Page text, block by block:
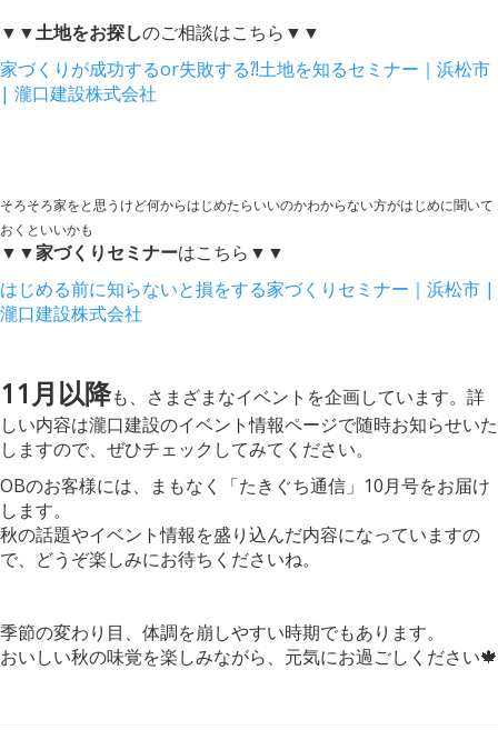
▼▼土地をお探しのご相談はこちら▼▼
家づくりが成功するor失敗する⁈土地を知るセミナー｜浜松市
| 瀧口建設株式会社
そろそろ家をと思うけど何からはじめたらいいのかわからない方がはじめに聞いて
おくといいかも
▼▼家づくりセミナーはこちら▼▼
はじめる前に知らないと損をする家づくりセミナー｜浜松市 |
瀧口建設株式会社
11月以降も、さまざまなイベントを企画しています。詳
しい内容は瀧口建設のイベント情報ページで随時お知らせいた
しますので、ぜひチェックしてみてください。
OBのお客様には、まもなく「たきぐち通信」10月号をお届け
します。
秋の話題やイベント情報を盛り込んだ内容になっていますの
で、どうぞ楽しみにお待ちくださいね。
季節の変わり目、体調を崩しやすい時期でもあります。
おいしい秋の味覚を楽しみながら、元気にお過ごしください🍁